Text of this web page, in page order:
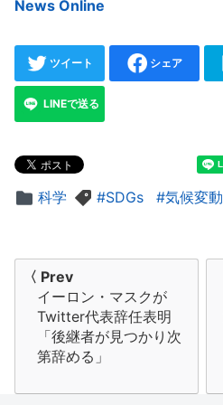
News Online
ツイート シェア
LINEで送る
科学 SDGs 気候変動
〈 Prev
イーロン・マスクが
Twitter代表辞任表明
「後継者が見つかり次
第辞める」